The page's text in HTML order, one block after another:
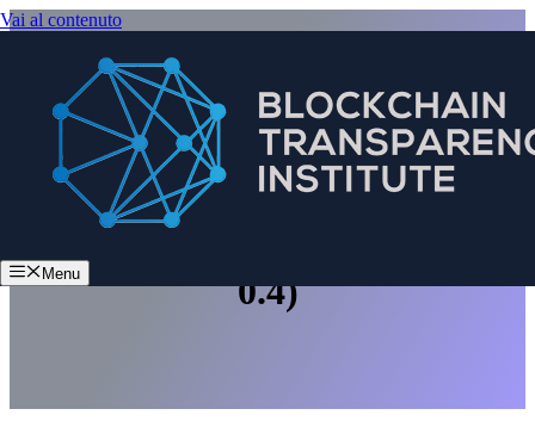
Vai al contenuto
Menu
0.4)